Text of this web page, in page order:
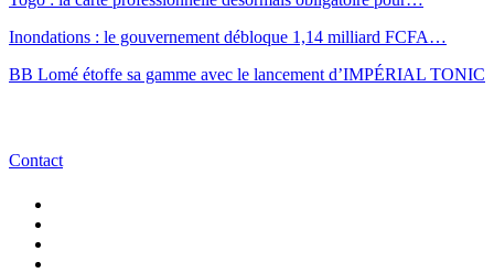
Inondations : le gouvernement débloque 1,14 milliard FCFA…
BB Lomé étoffe sa gamme avec le lancement d’IMPÉRIAL TONIC
Contact